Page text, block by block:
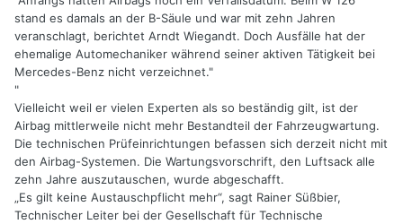
stand es damals an der B-Säule und war mit zehn Jahren
veranschlagt, berichtet Arndt Wiegandt. Doch Ausfälle hat der
ehemalige Automechaniker während seiner aktiven Tätigkeit bei
Mercedes-Benz nicht verzeichnet."
"
Vielleicht weil er vielen Experten als so beständig gilt, ist der
Airbag mittlerweile nicht mehr Bestandteil der Fahrzeugwartung.
Die technischen Prüfeinrichtungen befassen sich derzeit nicht mit
den Airbag-Systemen. Die Wartungsvorschrift, den Luftsack alle
zehn Jahre auszutauschen, wurde abgeschafft.
„Es gilt keine Austauschpflicht mehr“, sagt Rainer Süßbier,
Technischer Leiter bei der Gesellschaft für Technische